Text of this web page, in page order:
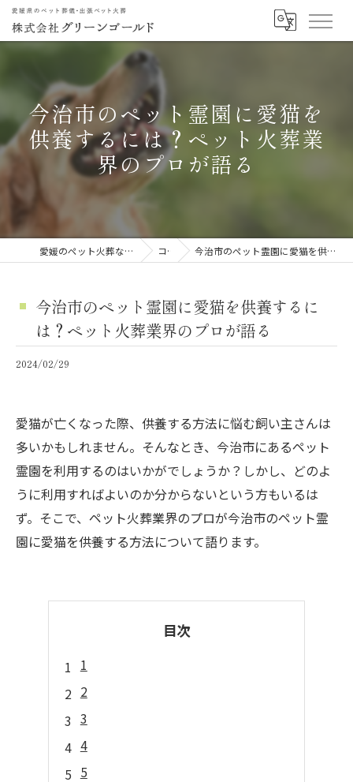
今治市のペット霊園に愛猫を
供養するには？ペット火葬業
界のプロが語る
愛媛のペット火葬なら株式会社グリーンゴールド コラム 今治市のペット霊園に愛猫を供養するには？ペット火葬業界のプロが語る
今治市のペット霊園に愛猫を供養するに
は？ペット火葬業界のプロが語る
2024/02/29
愛猫が亡くなった際、供養する方法に悩む飼い主さんは
多いかもしれません。そんなとき、今治市にあるペット
霊園を利用するのはいかがでしょうか？しかし、どのよ
うに利用すればよいのか分からないという方もいるは
ず。そこで、ペット火葬業界のプロが今治市のペット霊
園に愛猫を供養する方法について語ります。
目次
1
2
3
4
5